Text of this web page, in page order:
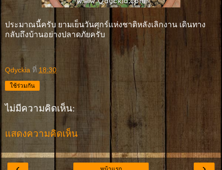
ประมาณนี้ครับ ยามเย็นวันศุกร์เเห่งชาติหลังเลิกงาน เดินทาง
กลับถึงบ้านอย่างปลาดภัยครับ
Qdyckia ที่ 18:30
ใช้ร่วมกัน
ไม่มีความคิดเห็น:
แสดงความคิดเห็น